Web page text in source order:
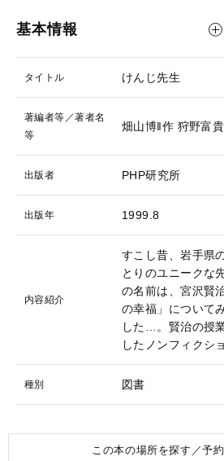
基本情報
タイトル けんじ先生
著編者等／著者名
等
畑山博‖作 狩野富
出版者 PHP研究所
出版年 1999.8
内容紹介
すこし昔、岩手県
とりのユニークな
の名前は、宮沢賢
の幸福」について
した…。賢治の授
したノンフィクシ
種別 図書
この本の場所を探す／予